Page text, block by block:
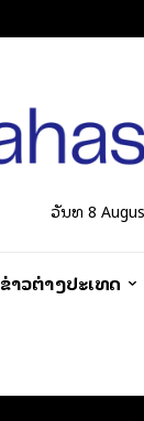
ວັນທີ 8
ຂ່າວຕ່າງປະເທດ